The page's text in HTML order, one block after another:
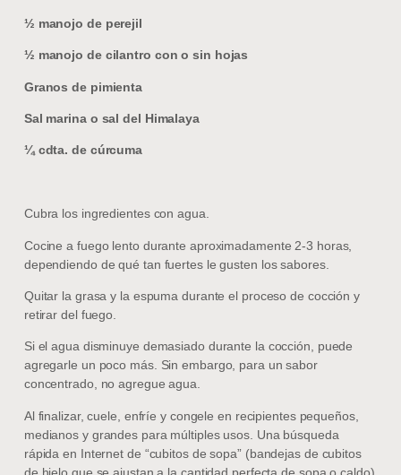
½ manojo de perejil
½ manojo de cilantro con o sin hojas
Granos de pimienta
Sal marina o sal del Himalaya
¼ cdta. de cúrcuma
Cubra los ingredientes con agua.
Cocine a fuego lento durante aproximadamente 2-3 horas,
dependiendo de qué tan fuertes le gusten los sabores.
Quitar la grasa y la espuma durante el proceso de cocción y
retirar del fuego.
Si el agua disminuye demasiado durante la cocción, puede
agregarle un poco más. Sin embargo, para un sabor
concentrado, no agregue agua.
Al finalizar, cuele, enfríe y congele en recipientes pequeños,
medianos y grandes para múltiples usos. Una búsqueda
rápida en Internet de “cubitos de sopa” (bandejas de cubitos
de hielo que se ajustan a la cantidad perfecta de sopa o caldo)